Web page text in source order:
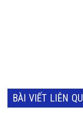
BÀI VIẾT LIÊN